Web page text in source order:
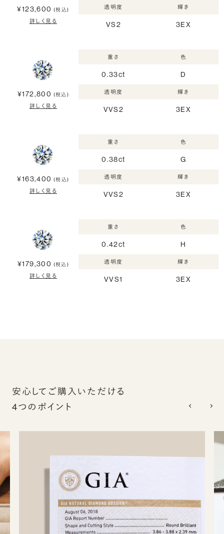
¥123,600 (税込)
詳しく見る
透明度
VS2
輝き
3EX
¥172,800 (税込)
詳しく見る
重さ
0.33ct
色
D
透明度
VVS2
輝き
3EX
¥163,400 (税込)
詳しく見る
重さ
0.38ct
色
G
透明度
VVS2
輝き
3EX
¥179,300 (税込)
詳しく見る
重さ
0.42ct
色
H
透明度
VVS1
輝き
3EX
安心してご購入いただける
4つのポイント